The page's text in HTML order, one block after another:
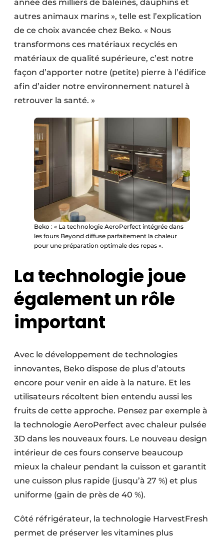
année des milliers de baleines, dauphins et
autres animaux marins », telle est l’explication
de ce choix avancée chez Beko. « Nous
transformons ces matériaux recyclés en
matériaux de qualité supérieure, c’est notre
façon d’apporter notre (petite) pierre à l’édifice
afin d’aider notre environnement naturel à
retrouver la santé. »
Beko : « La technologie AeroPerfect intégrée dans
les fours Beyond diffuse parfaitement la chaleur
pour une préparation optimale des repas ».
La technologie joue
également un rôle
important
Avec le développement de technologies
innovantes, Beko dispose de plus d’atouts
encore pour venir en aide à la nature. Et les
utilisateurs récoltent bien entendu aussi les
fruits de cette approche. Pensez par exemple à
la technologie AeroPerfect avec chaleur pulsée
3D dans les nouveaux fours. Le nouveau design
intérieur de ces fours conserve beaucoup
mieux la chaleur pendant la cuisson et garantit
une cuisson plus rapide (jusqu’à 27 %) et plus
uniforme (gain de près de 40 %).
Côté réfrigérateur, la technologie HarvestFresh
permet de préserver les vitamines plus